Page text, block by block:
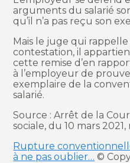
arguments du salarié
qu’il n’a pas reçu son
Mais le juge qui rappelle
contestation, il
cette remise d’en
à l’employeur de
exemplaire de la
salarié.
Source : Arrêt de la
sociale, du 10 mars 2021,
Rupture
à ne pas oublier… ©